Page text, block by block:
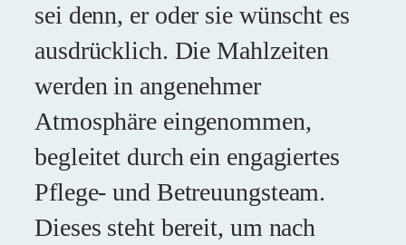
sei denn, er oder sie wünscht es
ausdrücklich. Die Mahlzeiten
werden in angenehmer
Atmosphäre eingenommen,
begleitet durch ein engagiertes
Pflege- und Betreuungsteam.
Dieses steht bereit, um nach